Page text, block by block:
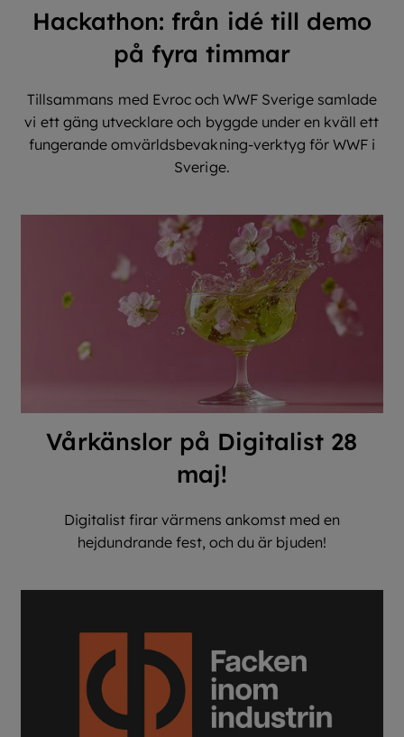
Hackathon: från idé till demo
på fyra timmar
Tillsammans med Evroc och WWF Sverige samlade
vi ett gäng utvecklare och byggde under en kväll ett
fungerande omvärldsbevakning-verktyg för WWF i
Sverige.
Vårkänslor på Digitalist 28
maj!
Digitalist firar värmens ankomst med en
hejdundrande fest, och du är bjuden!